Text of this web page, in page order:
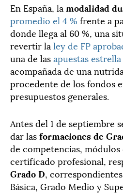
En España, la modalidad
promedio el 4 % frente a
donde llega al 60 %, una
revertir la ley de FP
una de lasapuestas
acompañada de una
procedente de los fondos
presupuestos generales.
Antes del 1 de septiembre
dar lasformaciones de
de competencias,
certificado profesional,
Grado D,
Básica, Grado Medio y